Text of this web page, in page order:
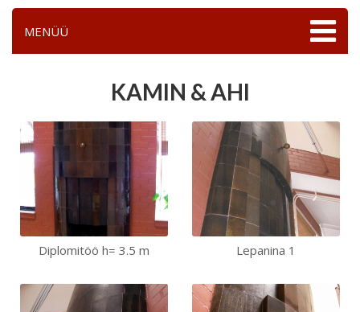
MENÜÜ
KAMIN & AHI
Diplomitöö h= 3.5 m Lepanina 1